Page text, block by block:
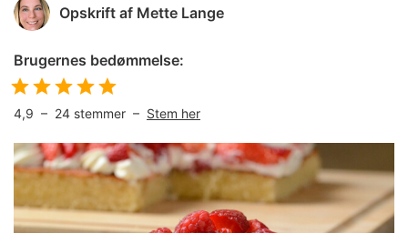
Opskrift af Mette Lange
Brugernes bedømmelse:
4,9 – 24 stemmer – Stem her